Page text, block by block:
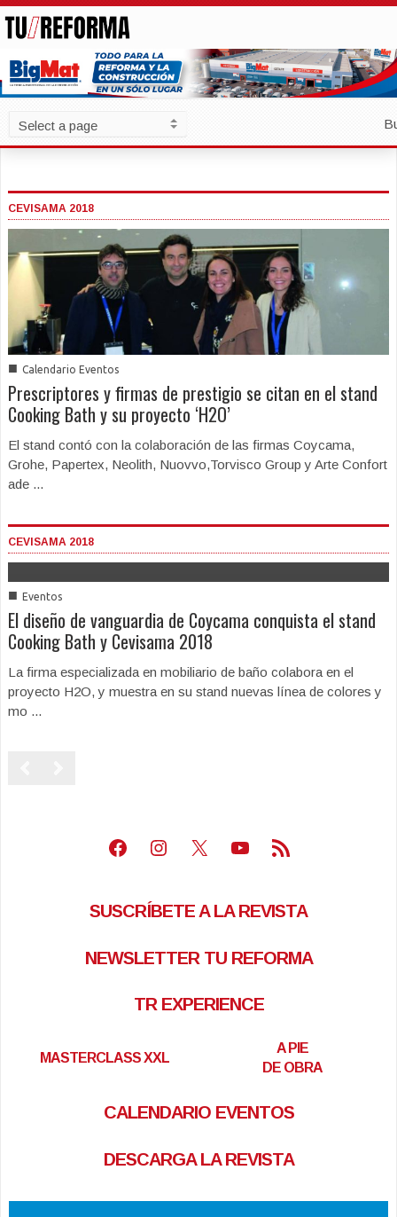
CEVISAMA 2018
■ Calendario Eventos
Prescriptores y firmas de prestigio se citan en el stand
Cooking Bath y su proyecto ‘H2O’
El stand contó con la colaboración de las firmas Coycama,
Grohe, Papertex, Neolith, Nuovvo,Torvisco Group y Arte Confort
ade ...
CEVISAMA 2018
■ Eventos
El diseño de vanguardia de Coycama conquista el stand
Cooking Bath y Cevisama 2018
La firma especializada en mobiliario de baño colabora en el
proyecto H2O, y muestra en su stand nuevas línea de colores y
mo ...
Facebook
Instagram
X Youtube
Feed RSS
SUSCRÍBETE A LA REVISTA
NEWSLETTER TU REFORMA
TR EXPERIENCE
MASTERCLASS XXL
A PIE
DE OBRA
CALENDARIO EVENTOS
DESCARGA LA REVISTA